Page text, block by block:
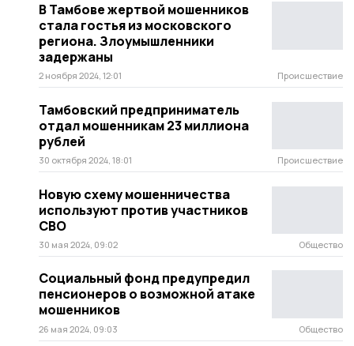
В Тамбове жертвой мошенников
стала гостья из московского
региона. Злоумышленники
задержаны
2 ноября 2024, 12:01 Происшествие
Тамбовский предприниматель
отдал мошенникам 23 миллиона
рублей
30 октября 2024, 18:01 Происшествие
Новую схему мошенничества
используют против участников
СВО
30 мая 2024, 09:02 Общество
Социальный фонд предупредил
пенсионеров о возможной атаке
мошенников
26 мая 2024, 09:03 Общество